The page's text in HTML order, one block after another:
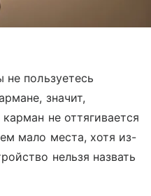
пользуетесь
значит,
не оттягивается
мало места, хотя из-
нельзя назвать